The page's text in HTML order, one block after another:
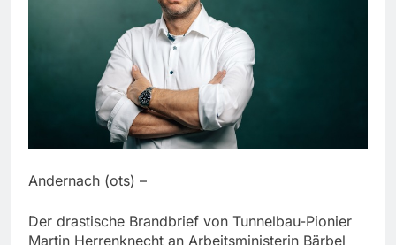
Andernach (ots) –
Der drastische Brandbrief von Tunnelbau-Pionier
Martin Herrenknecht an Arbeitsministerin Bärbel